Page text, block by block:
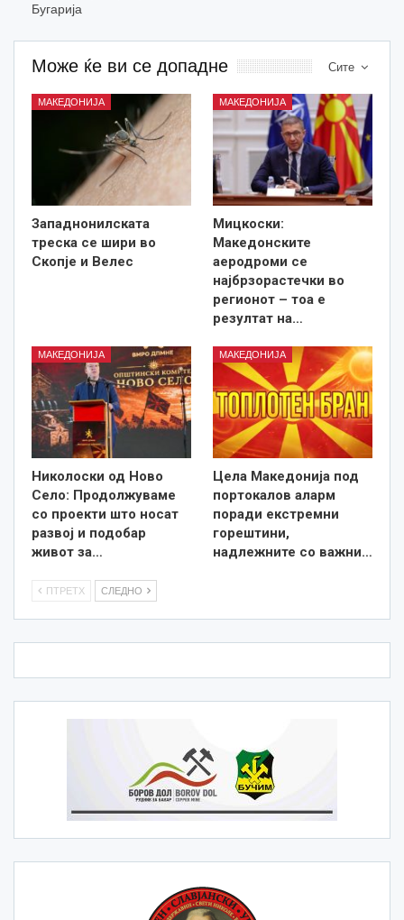
Бугарија
Сите
Може ќе ви се допадне
МАКЕДОНИЈА
Западнонилската
треска се шири во
Скопје и Велес
МАКЕДОНИЈА
Мицкоски:
Македонските
аеродроми се
најбрзорастечки во
регионот – тоа е
резултат на…
МАКЕДОНИЈА
Николоски од Ново
Село: Продолжуваме
со проекти што носат
развој и подобар
живот за…
МАКЕДОНИЈА
Цела Македонија под
портокалов аларм
поради екстремни
горештини,
надлежните со важни…
ПТРЕТХ СЛЕДНО